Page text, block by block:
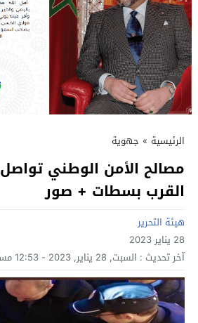
الرئيسية » جهوية
مصالح الأمن الوطني
القرب بسطات + صور
هيئة التحرير
28 يناير 2023
آخر تحديث : السبت, 28 يناير, 2023 - 12:53 مساءً